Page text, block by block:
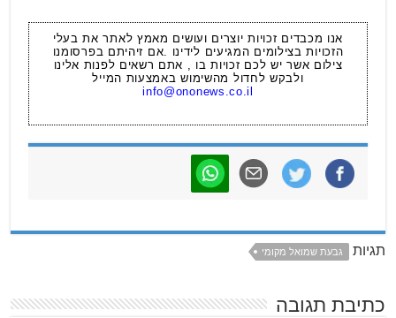
אנו מכבדים זכויות יוצרים ועושים מאמץ לאתר את בעלי
הזכויות בצילומים המגיעים לידינו .אם זיהיתם בפרסומנו
צילום אשר יש לכם זכויות בו , אתם רשאים לפנות אלינו
ולבקש לחדול מהשימוש באמצעות המייל
info@ononews.co.il
תגיות גבעת שמואל מקומי
כתיבת תגובה